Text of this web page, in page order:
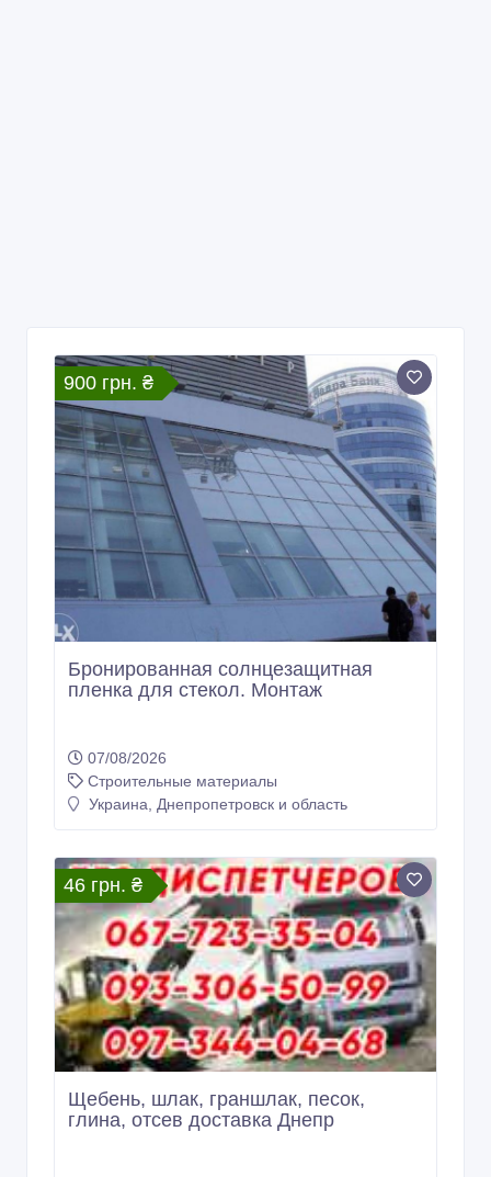
900 грн. ₴
Бронированная солнцезащитная
пленка для стекол. Монтаж
07/08/2026
Строительные материалы
Украина, Днепропетровск и область
46 грн. ₴
Щебень, шлак, граншлак, песок,
глина, отсев доставка Днепр